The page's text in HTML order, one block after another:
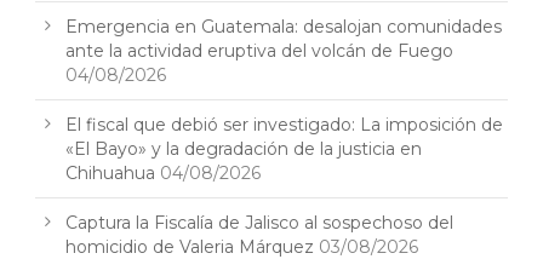
Emergencia en Guatemala: desalojan comunidades
ante la actividad eruptiva del volcán de Fuego
04/08/2026
El fiscal que debió ser investigado: La imposición de
«El Bayo» y la degradación de la justicia en
Chihuahua 04/08/2026
Captura la Fiscalía de Jalisco al sospechoso del
homicidio de Valeria Márquez 03/08/2026